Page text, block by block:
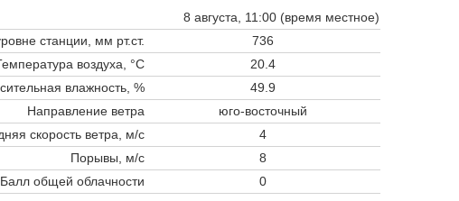
8 августа, 11:00 (время местное)
станции, мм рт.ст.
736
воздуха, °C
20.4
влажность, %
49.9
Направление ветра
юго-восточный
скорость ветра, м/с
4
Порывы, м/с
8
Балл общей облачности
0